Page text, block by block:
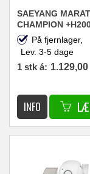
SAEYANG
CHAMPION
NEGLEFRÆSER
30.000RPM 45W
På fjernlager,
Lev. 3-5 dage
1 stk á: 1.129,00